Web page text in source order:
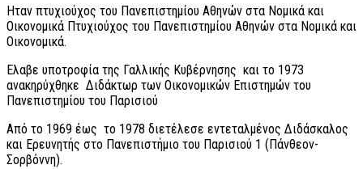
Ηταν πτυχιούχος του Πανεπιστημίου Αθηνών στα Νομικά και
Οικονομικά Πτυχιούχος του Πανεπιστημίου Αθηνών στα Νομικά και
Οικονομικά.
Ελαβε υποτροφία της Γαλλικής Κυβέρνησης και το 1973
ανακηρύχθηκε Διδάκτωρ των Οικονομικών Επιστημών του
Πανεπιστημίου του Παρισιού
Από το 1969 έως το 1978 διετέλεσε εντεταλμένος Διδάσκαλος
και Ερευνητής στο Πανεπιστήμιο του Παρισιού 1 (Πάνθεον-
Σορβόννη).